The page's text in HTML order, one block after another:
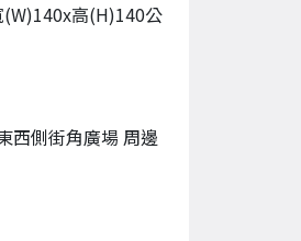
高(H)140公
西側街角廣場 周邊